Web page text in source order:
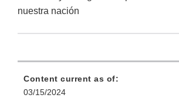
nuestra nación
Content current as of:
03/15/2024